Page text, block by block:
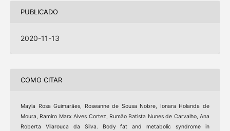
PUBLICADO
2020-11-13
COMO CITAR
Mayla Rosa Guimarães, Roseanne de Sousa Nobre, Ionara Holanda de
Moura, Ramiro Marx Alves Cortez, Rumão Batista Nunes de Carvalho, Ana
Roberta Vilarouca da Silva. Body fat and metabolic syndrome in